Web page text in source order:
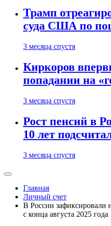
Трамп
суда США по
3 месяца спустя
Киркоров
попадании на
3 месяца спустя
Рост пенсий в
10 лет
3 месяца спустя
Главная
Личный счет
В России зафиксировали
с конца августа 2025 года